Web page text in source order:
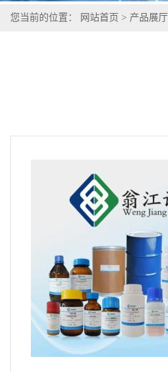
您当前的位置： 网站首页 > 产品展厅